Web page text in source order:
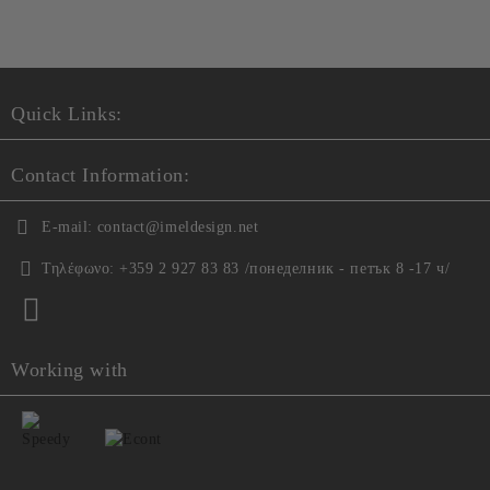
Quick Links:
Contact Information:
E-mail: contact@imeldesign.net
Τηλέφωνο: +359 2 927 83 83 /понеделник - петък 8 -17 ч/
Working with